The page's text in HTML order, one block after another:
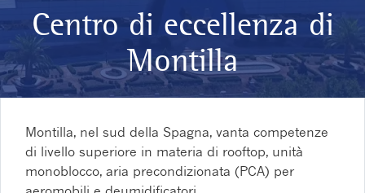
Centro di eccellenza di
Montilla
Montilla, nel sud della Spagna, vanta competenze
di livello superiore in materia di rooftop, unità
monoblocco, aria precondizionata (PCA) per